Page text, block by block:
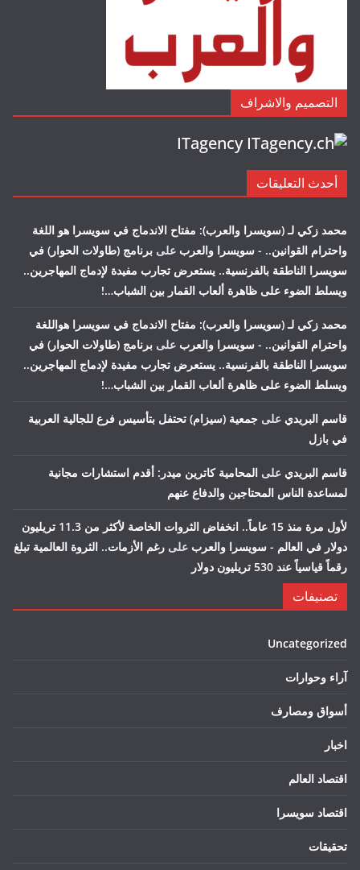
التصميم والاشراف
ITagency
أحدث التعليقات
محمد زكي لـ (سويسرا والعرب): مفتاح الاندماج في سويسرا هو اللغة
واحترام القوانين.. - سويسرا والعرب على برنامج (طاولات الحوار) في
سويسرا الناطقة بالفرنسية.. يستعرض تجارب مفيدة لإدماج المهاجرين..
ويسلط الضوء على ظاهرة ألعاب القمار بين الشباب…!
محمد زكي لـ (سويسرا والعرب): مفتاح الاندماج في سويسرا هواللغة
واحترام القوانين.. - سويسرا والعرب على برنامج (طاولات الحوار) في
سويسرا الناطقة بالفرنسية.. يستعرض تجارب مفيدة لإدماج المهاجرين..
ويسلط الضوء على ظاهرة ألعاب القمار بين الشباب…!
قاسم البريدي على جمعية (سيزام) تحتفل بتأسيس فرع للجالية العربية
في بازل
قاسم البريدي على المحامية كاترين ميدر: أقدم استشارات مجانية
لمساعدة الناس المحتاجين والدفاع عنهم
لأول مرة منذ 15 عاماً.. انخفاض الثروات الخاصة لأكثر من 11.3 تريليون
دولار في العالم - سويسرا والعرب على رغم الأزمات.. الثروة العالمية تبلغ
رقماً قياسياً عند 530 تريليون دولار
تصنيفات
Uncategorized
آراء وحوارات
أسواق ومصارف
اخبار
اقتصاد العالم
اقتصاد سويسرا
تحقيقات